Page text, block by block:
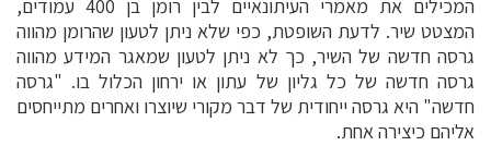
המכילים את מאמרי העיתונאיים לבין רומן בן 400 עמודים,
המצטט שיר. לדעת השופטת, כפי שלא ניתן לטעון שהרומן מהווה
גרסה חדשה של השיר, כך לא ניתן לטעון שמאגר המידע מהווה
גרסה חדשה של כל גליון של עתון או ירחון הכלול בו. "גרסה
חדשה" היא גרסה ייחודית של דבר מקורי שיוצרו ואחרים מתייחסים
אליהם כיצירה אחת.